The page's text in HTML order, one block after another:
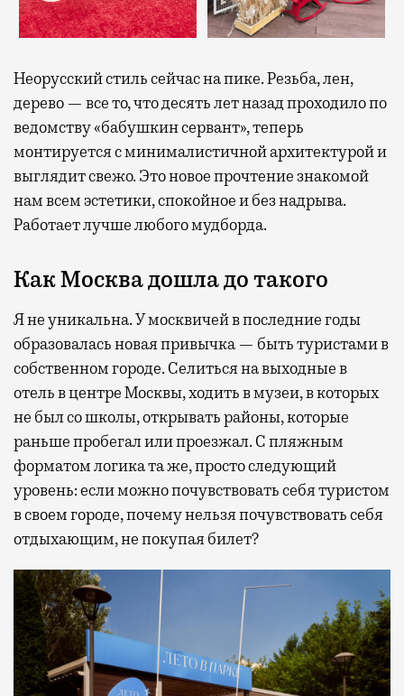
Неорусский стиль сейчас на пике. Резьба, лен,
дерево — все то, что десять лет назад проходило по
ведомству «бабушкин сервант», теперь
монтируется с минималистичной архитектурой и
выглядит свежо. Это новое прочтение знакомой
нам всем эстетики, спокойное и без надрыва.
Работает лучше любого мудборда.
Как Москва дошла до такого
Я не уникальна. У москвичей в последние годы
образовалась новая привычка — быть туристами в
собственном городе. Селиться на выходные в
отель в центре Москвы, ходить в музеи, в которых
не был со школы, открывать районы, которые
раньше пробегал или проезжал. С пляжным
форматом логика та же, просто следующий
уровень: если можно почувствовать себя туристом
в своем городе, почему нельзя почувствовать себя
отдыхающим, не покупая билет?